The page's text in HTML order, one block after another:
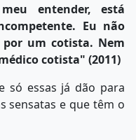
entender, está
Eu não
um cotista. Nem
cotista" (2011)
só essas já dão para
sensatas e que têm o